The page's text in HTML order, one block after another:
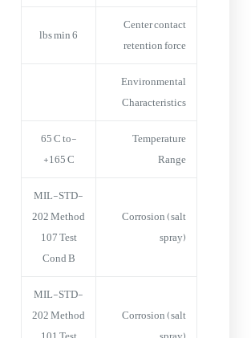
Center contact
retention force
6 lbs min
Environmental
Characteristics
Temperature
Range
-65°C to
+165°C
Corrosion (salt
spray)
MIL-STD-
202 Method
107 Test
Cond B
Corrosion (salt
MIL-STD-
202 Method